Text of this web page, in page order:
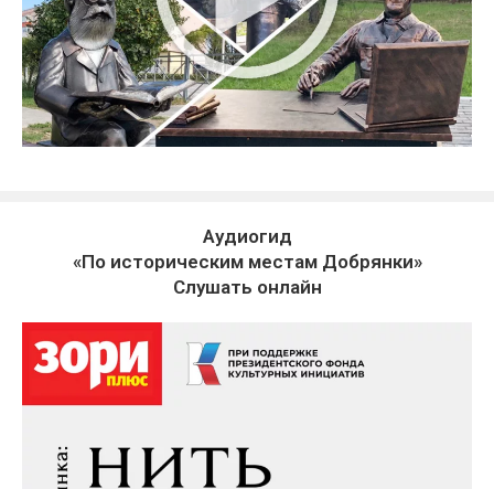
Аудиогид
«По историческим местам Добрянки»
Слушать онлайн